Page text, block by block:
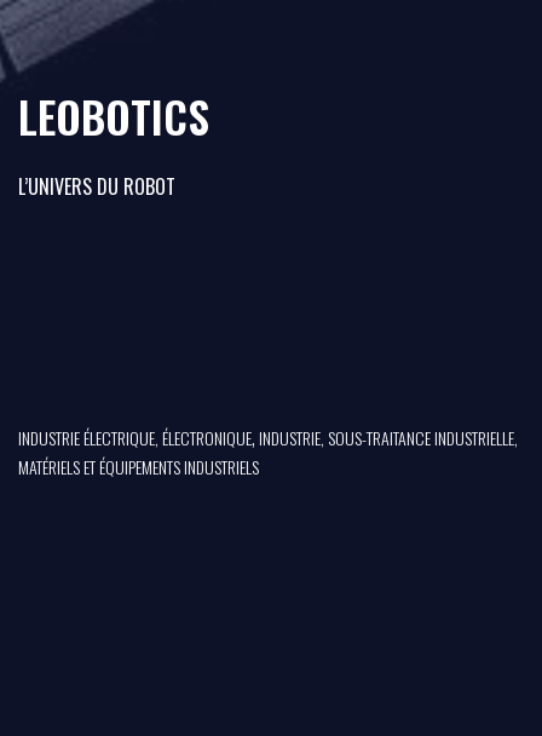
LEOBOTICS
L’UNIVERS DU ROBOT
INDUSTRIE ÉLECTRIQUE, ÉLECTRONIQUE,INDUSTRIE, SOUS-TRAITANCE INDUSTRIELLE,
MATÉRIELS ET ÉQUIPEMENTS INDUSTRIELS